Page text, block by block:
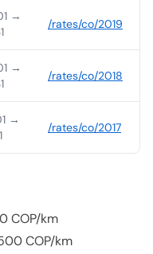
→
/rates/co/2019
→
/rates/co/2018
→
/rates/co/2017
COP/km
COP/km